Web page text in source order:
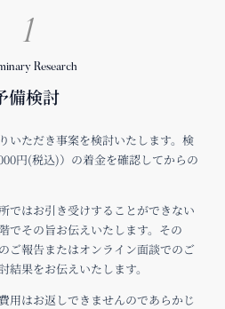
1
Research
備検討
いただき事案を検討いたします。検
円(税込)）の着金を確認してからの
ではお引き受けすることができない
でその旨お伝えいたします。その
ご報告またはオンライン面談でのご
果をお伝えいたします。
用はお返しできませんのであらかじ